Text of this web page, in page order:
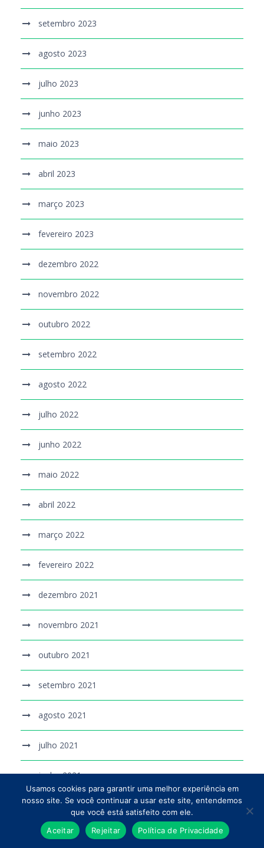
setembro 2023
agosto 2023
julho 2023
junho 2023
maio 2023
abril 2023
março 2023
fevereiro 2023
dezembro 2022
novembro 2022
outubro 2022
setembro 2022
agosto 2022
julho 2022
junho 2022
maio 2022
abril 2022
março 2022
fevereiro 2022
dezembro 2021
novembro 2021
outubro 2021
setembro 2021
agosto 2021
julho 2021
junho 2021
maio 2021
abril 2021
Usamos cookies para garantir uma melhor experiência em
nosso site. Se você continuar a usar este site, entendemos
que você está satisfeito com ele.
Aceitar
Rejeitar Política de Privacidade